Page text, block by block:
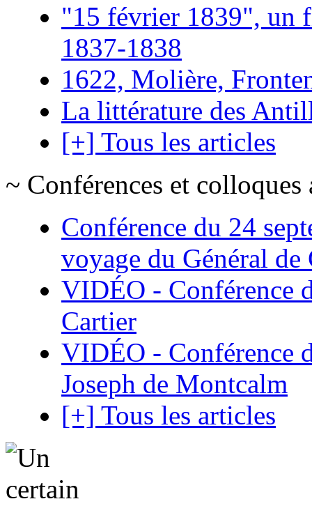
"15 février 1839", un
1837-1838
1622, Molière,
La littérature des
[+] Tous les articles
~ Conférences et
Conférence du 24
voyage du Général
VIDÉO - Conférence
Cartier
VIDÉO - Conférence
Joseph de Montcalm
[+] Tous les articles